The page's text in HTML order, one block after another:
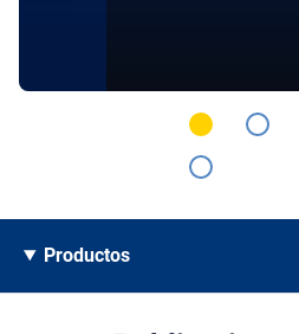
Productos